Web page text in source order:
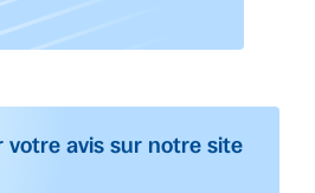
votre avis sur notre site